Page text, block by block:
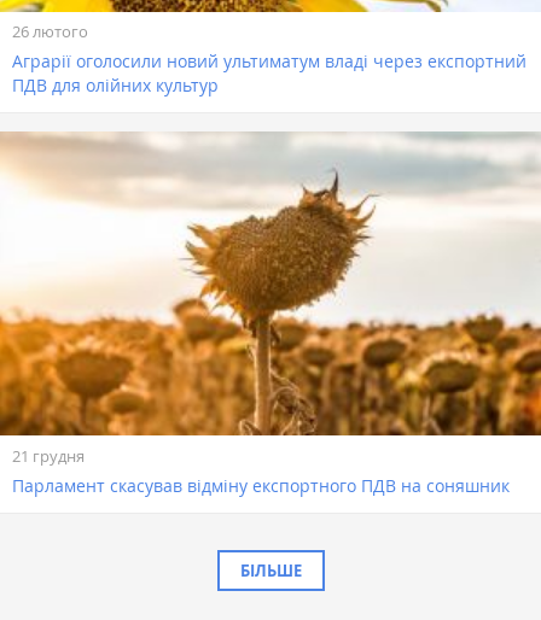
26 лютого
Аграрії оголосили новий ультиматум владі через експортний
ПДВ для олійних культур
21 грудня
​Парламент скасував відміну експортного ПДВ на соняшник
БІЛЬШЕ